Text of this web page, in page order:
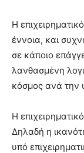
Η
έννοια, και
σε κάποιο
λανθασμένη
κόσμος ανά την
Η
Δηλαδή η
υπό